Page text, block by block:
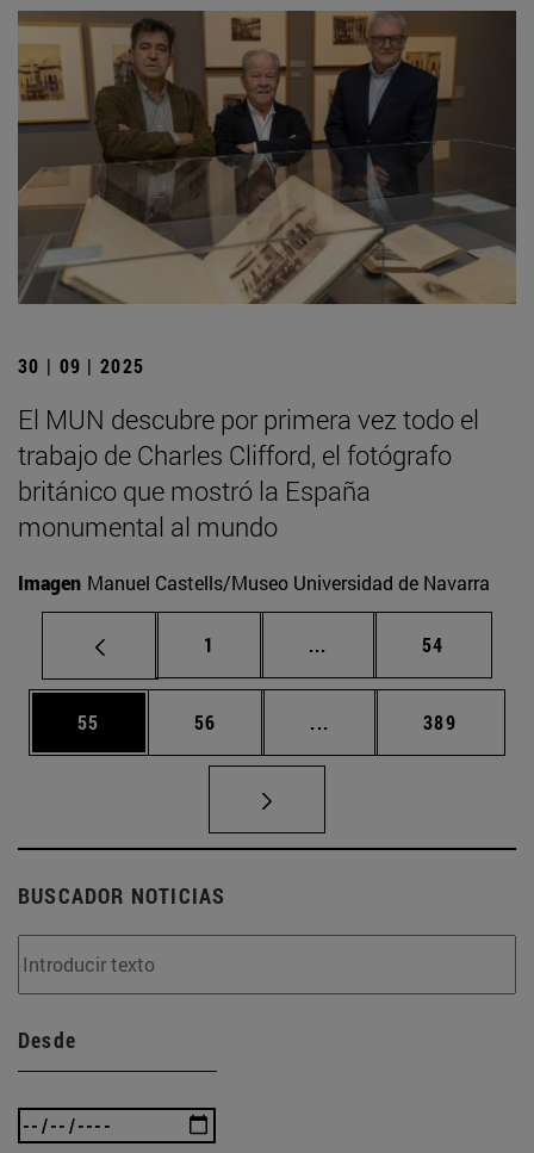
30 | 09 | 2025
El MUN descubre por primera vez todo el
trabajo de Charles Clifford, el fotógrafo
británico que mostró la España
monumental al mundo
Imagen Manuel Castells/Museo Universidad de Navarra
Página
1 ... Páginas intermedias
Página
54
Página
55 Página
56 ... Páginas intermedias
Página
389
BUSCADOR NOTICIAS
Desde